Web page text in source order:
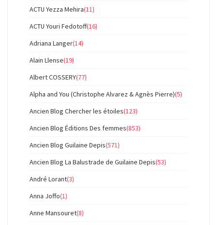
ACTU Yezza Mehira(11)
ACTU Youri Fedotoff(16)
Adriana Langer(14)
Alain Llense(19)
Albert COSSERY(77)
Alpha and You (Christophe Alvarez & Agnès Pierre)(5)
Ancien Blog Chercher les étoiles(123)
Ancien Blog Éditions Des femmes(853)
Ancien Blog Guilaine Depis(571)
Ancien Blog La Balustrade de Guilaine Depis(53)
André Lorant(3)
Anna Joffo(1)
Anne Mansouret(8)